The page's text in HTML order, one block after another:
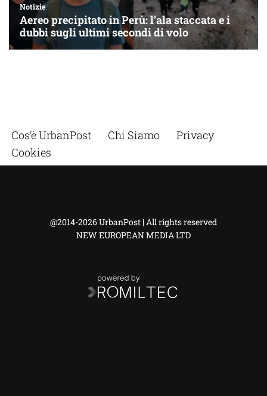
Cos’è UrbanPost Chi Siamo
Privacy
Cookies
@2014-2026 UrbanPost | All rights reserved
NEW EUROPEAN MEDIA LTD